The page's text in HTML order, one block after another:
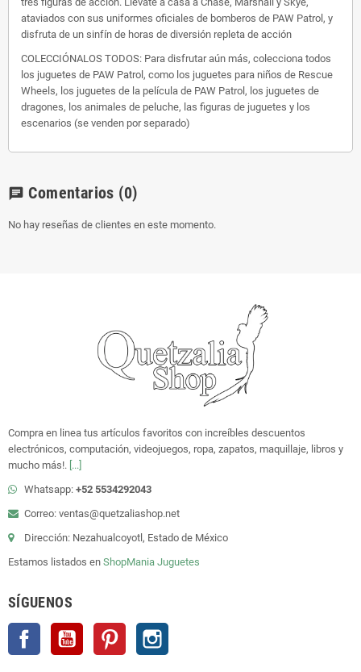
ataviados con sus uniformes oficiales de bomberos de PAW Patrol, y
disfruta de un sinfín de horas de diversión repleta de acción
COLECCIÓNALOS TODOS: Para disfrutar aún más, colecciona todos
los juguetes de PAW Patrol, como los juguetes para niños de Rescue
Wheels, los juguetes de la película de PAW Patrol, los juguetes de
dragones, los animales de peluche, las figuras de juguetes y los
escenarios (se venden por separado)
chat Comentarios (0)
No hay reseñas de clientes en este momento.
Compra en linea tus artículos favoritos con increíbles descuentos
electrónicos, computación, videojuegos, ropa, zapatos, maquillaje, libros y
mucho más!. [...]
Whatsapp: +52 5534292043
Correo: ventas@quetzaliashop.net
Dirección: Nezahualcoyotl, Estado de México
Estamos listados en ShopMania Juguetes
SÍGUENOS
Facebook YouTube Pinterest